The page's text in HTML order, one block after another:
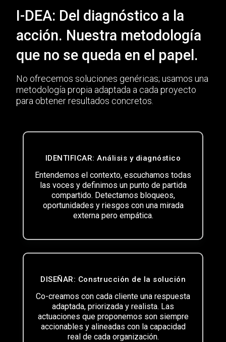
I-DEA: Del diagnóstico a la
acción. Nuestra metodología
que no se queda en el papel.
No ofrecemos soluciones genéricas; usamos una
metodología propia adaptada a cada proyecto
para obtener resultados concretos.
IDENTIFICAR: Análisis y diagnóstico
Entendemos el contexto, escuchamos todas
las voces y definimos un punto de partida
compartido. Detectamos bloqueos,
oportunidades y riesgos con una mirada
externa pero empática.
DISEÑAR: Construcción de la solución
Co-creamos con cada cliente una respuesta
adaptada, priorizada y realista. Las
actuaciones que proponemos son siempre
accionables y alineadas con la capacidad
real de cada organización.